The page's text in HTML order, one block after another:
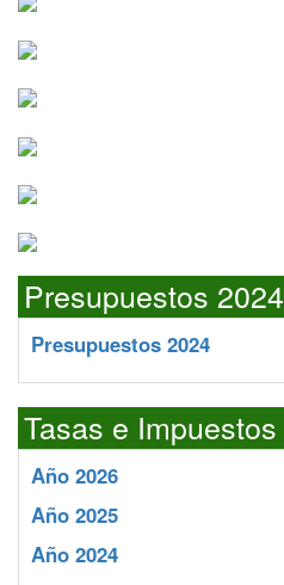
Presupuestos 2024
Presupuestos 2024
Tasas e Impuestos
Año 2026
Año 2025
Año 2024